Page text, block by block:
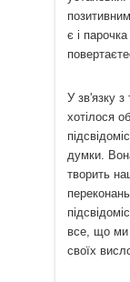
є і
У зв'язку
хотілося
думки.
творить
все, що ми
своїх